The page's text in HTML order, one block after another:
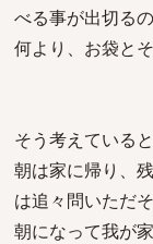
べる事が出切る
何より、お袋と
そう考えている
朝は家に帰り、
は追々問いただ
朝になって我が